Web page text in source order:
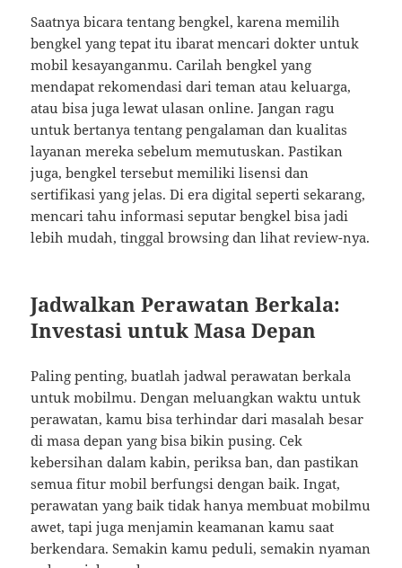
Saatnya bicara tentang bengkel, karena memilih
bengkel yang tepat itu ibarat mencari dokter untuk
mobil kesayanganmu. Carilah bengkel yang
mendapat rekomendasi dari teman atau keluarga,
atau bisa juga lewat ulasan online. Jangan ragu
untuk bertanya tentang pengalaman dan kualitas
layanan mereka sebelum memutuskan. Pastikan
juga, bengkel tersebut memiliki lisensi dan
sertifikasi yang jelas. Di era digital seperti sekarang,
mencari tahu informasi seputar bengkel bisa jadi
lebih mudah, tinggal browsing dan lihat review-nya.
Jadwalkan Perawatan Berkala:
Investasi untuk Masa Depan
Paling penting, buatlah jadwal perawatan berkala
untuk mobilmu. Dengan meluangkan waktu untuk
perawatan, kamu bisa terhindar dari masalah besar
di masa depan yang bisa bikin pusing. Cek
kebersihan dalam kabin, periksa ban, dan pastikan
semua fitur mobil berfungsi dengan baik. Ingat,
perawatan yang baik tidak hanya membuat mobilmu
awet, tapi juga menjamin keamanan kamu saat
berkendara. Semakin kamu peduli, semakin nyaman